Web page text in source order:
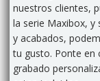
nuestros clientes,
la serie Maxibox,
y acabados,
tu gusto. Ponte en
grabado